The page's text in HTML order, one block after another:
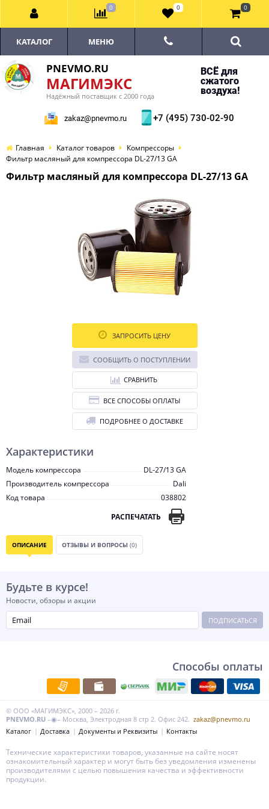
PNEVMO.RU
МАГИМЭКС
Надёжный поставщик с 2000 года
ВСЁ для
сжатого
воздуха!
zakaz@pnevmo.ru +7 (495) 730-02-90
КАТАЛОГ МЕНЮ
Главная Каталог товаров
Компрессоры
Фильтр масляный для компрессора DL-27/13 GA
Фильтр масляный для компрессора DL-27/13 GA
Характеристики
Модель компрессора
DL-27/13 GA
Производитель компрессора
Dali
Код товара
038802
РАСПЕЧАТАТЬ
ЗАПРОСИТЬ ЦЕНУ
СООБЩИТЬ О ПОСТУПЛЕНИИ
СРАВНИТЬ
ВСЕ СПОСОБЫ ОПЛАТЫ
ПОДРОБНЕЕ О ДОСТАВКЕ
ОПИСАНИЕ ОТЗЫВЫ И ВОПРОСЫ (0)
Будьте в курсе!
Новости, обзоры и акции
ПОДПИСАТЬСЯ
Способы оплаты
© ООО «МАГИМЭКС», 2000 – 2026 г.
PNEVMO.RU –◉– Москва, Электродная 8 стр 2. Офис 242. zakaz@pnevmo.ru
Каталог
Доставка Документы и Реквизиты Контакты
0 0 0
Технические характеристики товаров, указанные на сайте носят
ознакомительный характер и могут быть без уведомления изменены
производителями с целью повышения качества и эффективности
продукции.